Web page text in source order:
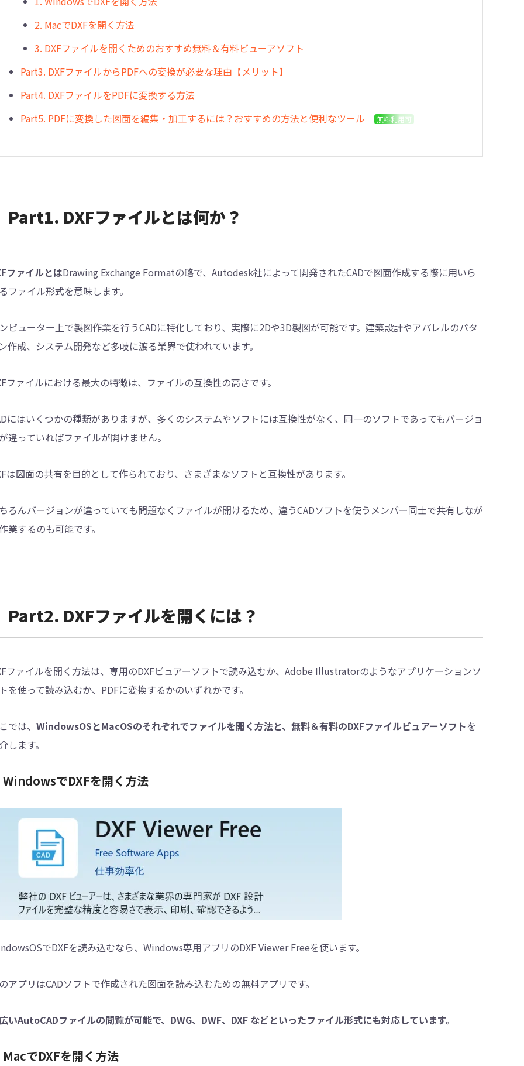
2. MacでDXFを開く方法
3. DXFファイルを開くためのおすすめ無料＆有料ビューアソフト
︎Part3. DXFファイルからPDFへの変換が必要な理由【メリット】
︎Part4. DXFファイルをPDFに変換する方法
︎Part5. PDFに変換した図面を編集・加工するには？おすすめの方法と便利なツール
無料利用可
︎Part1. DXFファイルとは何か？
ファイルとはDrawing Exchange Formatの略で、Autodesk社によって開発されたCADで図面作成する際に用いら
ファイル形式を意味します。
ピューター上で製図作業を行うCADに特化しており、実際に2Dや3D製図が可能です。建築設計やアパレルのパタ
作成、システム開発など多岐に渡る業界で使われています。
ファイルにおける最大の特徴は、ファイルの互換性の高さです。
にはいくつかの種類がありますが、多くのシステムやソフトには互換性がなく、同一のソフトであってもバージョ
違っていればファイルが開けません。
は図面の共有を目的として作られており、さまざまなソフトと互換性があります。
ろんバージョンが違っていても問題なくファイルが開けるため、違うCADソフトを使うメンバー同士で共有しなが
業するのも可能です。
︎Part2. DXFファイルを開くには？
ファイルを開く方法は、専用のDXFビュアーソフトで読み込むか、Adobe Illustratorのようなアプリケーションソ
を使って読み込むか、PDFに変換するかのいずれかです。
では、 WindowsOSとMacOSのそれぞれでファイルを開く方法と、無料＆有料のDXFファイルビュアーソフトを
します。
WindowsでDXFを開く方法
でDXFを読み込むなら、Windows専用アプリのDXF Viewer Freeを使います。
アプリはCADソフトで作成された図面を読み込むための無料アプリです。
いAutoCADファイルの閲覧が可能で、DWG、DWF、DXF などといったファイル形式にも対応しています。
でDXFを開く方法